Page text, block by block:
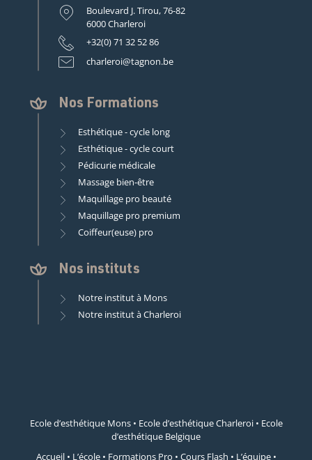
Boulevard J. Tirou, 76-82
6000 Charleroi
+32(0) 71 32 52 86
charleroi@tagnon.be
Nos Formations
Esthétique - cycle long
Esthétique - cycle court
Pédicurie médicale
Massage bien-être
Maquillage pro beauté
Maquillage pro premium
Coiffeur(euse) pro
Nos instituts
Notre institut à Mons
Notre institut à Charleroi
Ecole d’esthétique Mons • Ecole d’esthétique Charleroi • Ecole
d’esthétique Belgique
Accueil • L’école • Formations Pro • Cours Flash • L’équipe •